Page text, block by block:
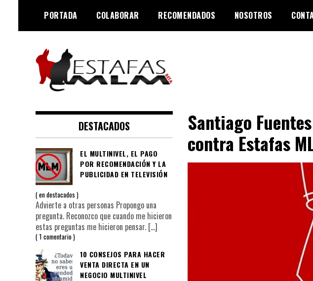
contenido
PORTADA COLABORAR RECOMENDADOS NOSOTROS
Estafas MLM
piramidales
Santiago
contra Estafas
DESTACADOS
EL MULTINIVEL, EL PAGO
POR RECOMENDACIÓN Y LA
PUBLICIDAD EN TELEVISIÓN
endestacados
Advierte a otras personas Propongo una
pregunta. Reconozco que cuando me hicieron
estas preguntas me hicieron pensar. […]
1 comentario
10 CONSEJOS PARA HACER
VENTA DIRECTA EN UN
NEGOCIO MULTINIVEL